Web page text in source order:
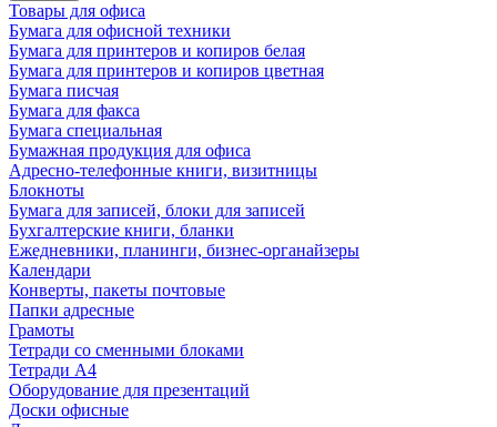
Товары для офиса
Бумага для офисной техники
Бумага для принтеров и копиров белая
Бумага для принтеров и копиров цветная
Бумага писчая
Бумага для факса
Бумага специальная
Бумажная продукция для офиса
Адресно-телефонные книги, визитницы
Блокноты
Бумага для записей, блоки для записей
Бухгалтерские книги, бланки
Ежедневники, планинги, бизнес-органайзеры
Календари
Конверты, пакеты почтовые
Папки адресные
Грамоты
Тетради со сменными блоками
Тетради А4
Оборудование для презентаций
Доски офисные